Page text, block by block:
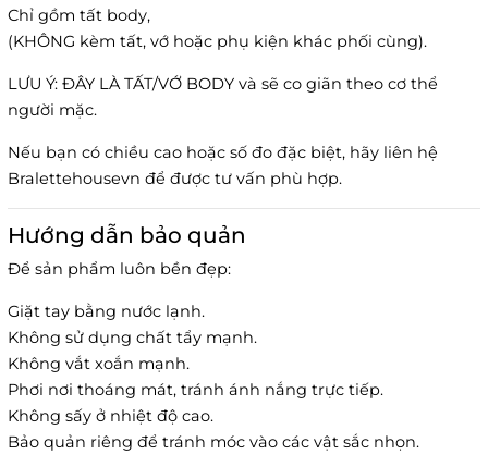
Chỉ gồm tất body,
(KHÔNG kèm tất, vớ hoặc phụ kiện khác phối cùng).
LƯU Ý: ĐÂY LÀ TẤT/VỚ BODY và sẽ co giãn theo cơ thể
người mặc.
Nếu bạn có chiều cao hoặc số đo đặc biệt, hãy liên hệ
Bralettehousevn để được tư vấn phù hợp.
Hướng dẫn bảo quản
Để sản phẩm luôn bền đẹp:
Giặt tay bằng nước lạnh.
Không sử dụng chất tẩy mạnh.
Không vắt xoắn mạnh.
Phơi nơi thoáng mát, tránh ánh nắng trực tiếp.
Không sấy ở nhiệt độ cao.
Bảo quản riêng để tránh móc vào các vật sắc nhọn.